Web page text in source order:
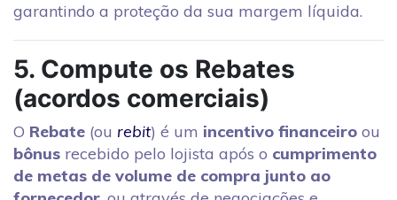
garantindo a proteção da sua margem líquida.
5. Compute os Rebates
(acordos comerciais)
O Rebate (ou rebit) é um incentivo financeiro ou
bônus recebido pelo lojista após o cumprimento
de metas de volume de compra junto ao